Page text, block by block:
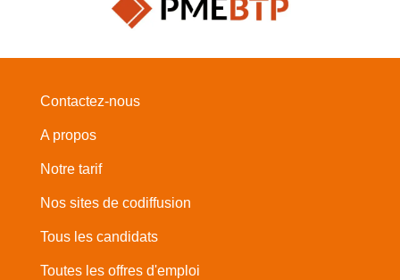
Contactez-nous
A propos
Notre tarif
Nos sites de codiffusion
Tous les candidats
Toutes les offres d'emploi